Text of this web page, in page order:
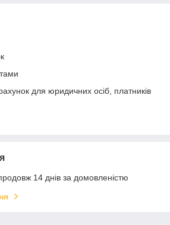
для юридичних осіб, платників
14 днів за домовленістю